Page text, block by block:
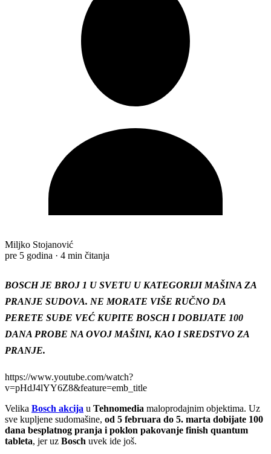
Miljko Stojanović
pre 5 godina · 4 min čitanja
BOSCH JE BROJ 1 U SVETU U KATEGORIJI MAŠINA ZA
PRANJE SUDOVA. NE MORATE VIŠE RUČNO DA
PERETE SUĐE VEĆ KUPITE BOSCH I DOBIJATE 100
DANA PROBE NA OVOJ MAŠINI, KAO I SREDSTVO ZA
PRANJE.
https://www.youtube.com/watch?
v=pHdJ4lYY6Z8&feature=emb_title
Velika Bosch akcija u Tehnomedia maloprodajnim objektima. Uz
sve kupljene sudomašine, od 5 februara do 5. marta dobijate 100
dana besplatnog pranja i poklon pakovanje finish quantum
tableta, jer uz Bosch uvek ide još.